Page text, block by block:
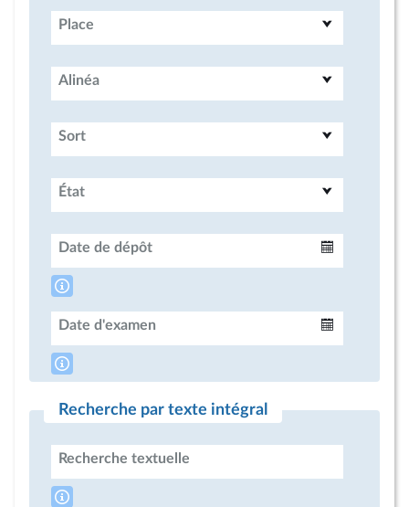
Place
Alinéa
Sort
État
Date de dépôt
Date d'examen
Recherche par texte intégral
Recherche textuelle